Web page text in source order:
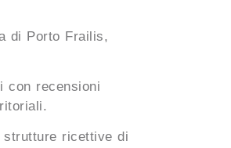
di Porto Frailis,
con recensioni
strutture ricettive di